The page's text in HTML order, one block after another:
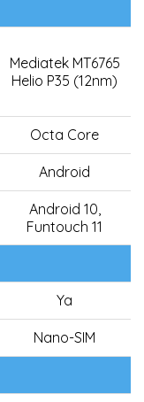
Mediatek MT6765
Helio P35 (12nm)
Octa Core
Android
Android 10,
Funtouch 11
Ya
Nano-SIM